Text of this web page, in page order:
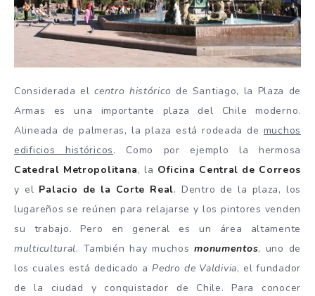
Considerada elcentro histórico de Santiago, la Plaza de
Armas es una importante plaza del Chile moderno.
Alineada de palmeras, la plaza está rodeada de muchos
edificios históricos. Como por ejemplo la hermosa
Catedral Metropolitana, la Oficina Central de Correos
y el Palacio de la Corte Real. Dentro de la plaza, los
lugareños se reúnen para relajarse y los pintores venden
su trabajo. Pero en general es un área altamente
multicultural. También hay muchosmonumentos, uno de
los cuales está dedicado aPedro de Valdivia, el fundador
de la ciudad y conquistador de Chile. Para conocer